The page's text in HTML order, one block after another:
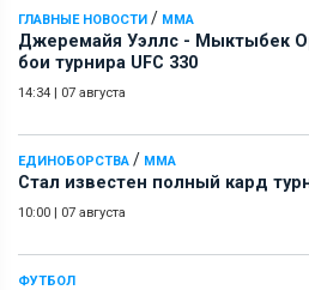
ГЛАВНЫЕ НОВОСТИ / ММА
Джеремайя Уэллс - Мыктыбек
бои турнира UFC 330
14:34 | 07 августа
ЕДИНОБОРСТВА / ММА
Стал известен полный кард
10:00 | 07 августа
ФУТБОЛ